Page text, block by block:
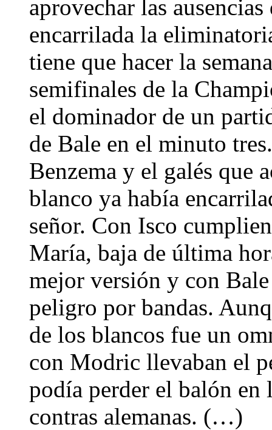
aprovechar las
encarrilada la
tiene que hacer la
semifinales de la
el dominador de un
de Bale en el minuto
Benzema y el galés que
blanco ya había
señor. Con Isco
María, baja de última
mejor versión y con
peligro por bandas.
de los blancos fue un
con Modric llevaban el
podía perder el balón en
contras alemanas. (…)